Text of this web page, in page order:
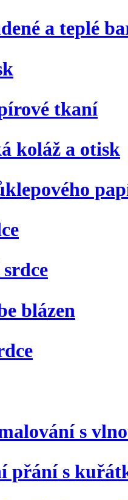
a teplé
tkaní
koláž a otisk
blázen
s
přání s